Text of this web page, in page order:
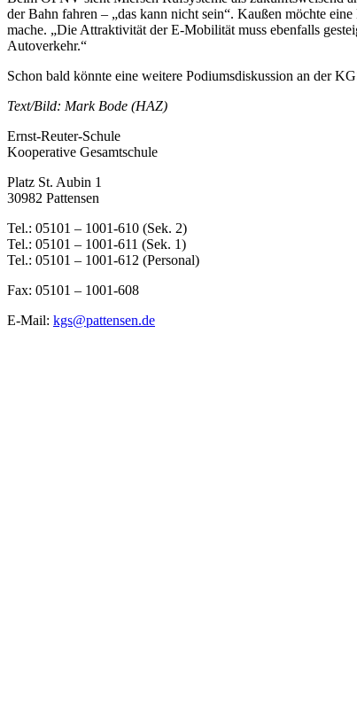
der Bahn fahren – „das kann nicht sein“. Kaußen möchte
mache. „Die Attraktivität der E-Mobilität muss ebenfalls
Autoverkehr.“
Schon bald könnte eine weitere Podiumsdiskussion an der
Text/Bild: Mark Bode (HAZ)
Ernst-Reuter-Schule
Kooperative Gesamtschule
Platz St. Aubin 1
30982 Pattensen
Tel.: 05101 – 1001-610 (Sek. 2)
Tel.: 05101 – 1001-611 (Sek. 1)
Tel.: 05101 – 1001-612 (Personal)
Fax: 05101 – 1001-608
E-Mail: kgs@pattensen.de